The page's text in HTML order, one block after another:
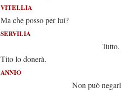
VITELLIA
Ma che posso per lui?
SERVILIA
Tutto. a' tuoi
Tito lo donerà.
ANNIO
Non può